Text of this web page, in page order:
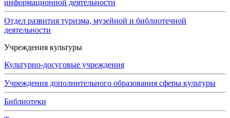
информационной деятельности
Отдел развития туризма, музейной и библиотечной
деятельности
Учреждения культуры
Культурно-досуговые учреждения
Учреждения дополнительного образования сферы культуры
Библиотеки